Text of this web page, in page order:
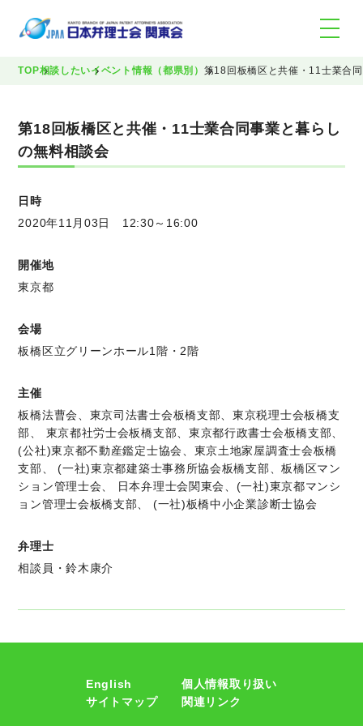
TOP相談したいイベント情報（都県別） 第18回板橋区と共催・11士業合
第18回板橋区と共催・11士業合同事業と暮らし
の無料相談会
日時
2020年11月03日 12:30～16:00
開催地
東京都
会場
板橋区立グリーンホール1階・2階
主催
板橋法曹会、東京司法書士会板橋支部、東京税理士会板橋支
部、 東京都社労士会板橋支部、東京都行政書士会板橋支部、
(公社)東京都不動産鑑定士協会、東京土地家屋調査士会板橋
支部、 (一社)東京都建築士事務所協会板橋支部、板橋区マン
ション管理士会、 日本弁理士会関東会、(一社)東京都マンシ
ョン管理士会板橋支部、 (一社)板橋中小企業診断士協会
弁理士
相談員・鈴木康介
English
個人情報取り扱い
サイトマップ
関連リンク